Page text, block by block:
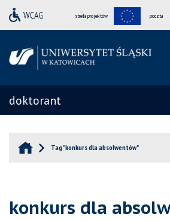
strefa projektów poczta
doktorant
Tag "konkurs dla absolwentów"
konkurs dla